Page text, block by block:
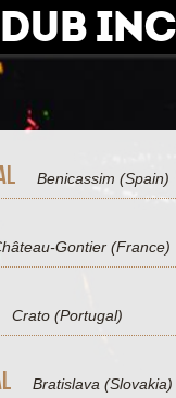
Dub Inc
Benicassim (Spain)
Gontier (France)
Crato (Portugal)
Bratislava (Slovakia)